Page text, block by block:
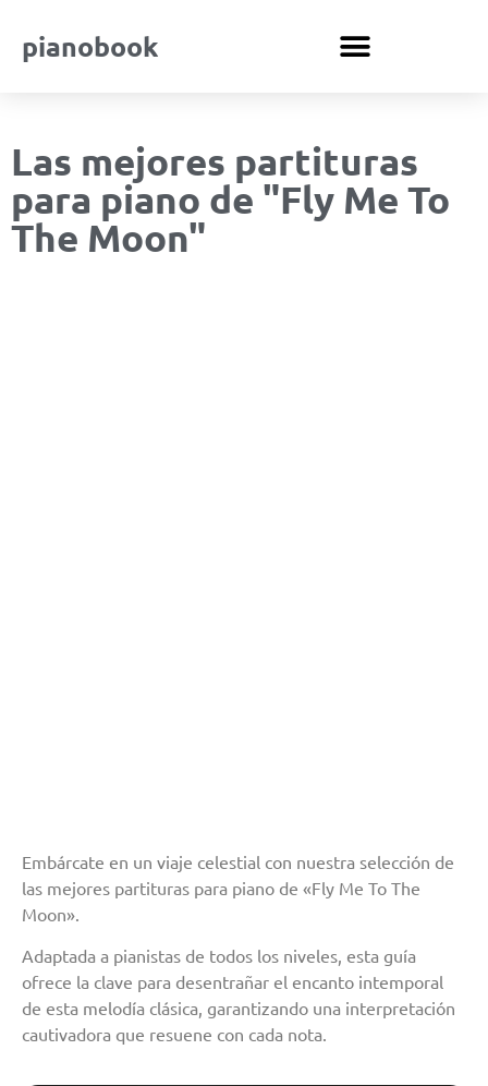
pianobook
Las mejores partituras
para piano de "Fly Me To
The Moon"
Embárcate en un viaje celestial con nuestra selección de
las mejores partituras para piano de «Fly Me To The
Moon».
Adaptada a pianistas de todos los niveles, esta guía
ofrece la clave para desentrañar el encanto intemporal
de esta melodía clásica, garantizando una interpretación
cautivadora que resuene con cada nota.